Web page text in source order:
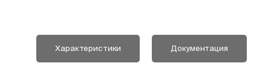
Характеристики Документация